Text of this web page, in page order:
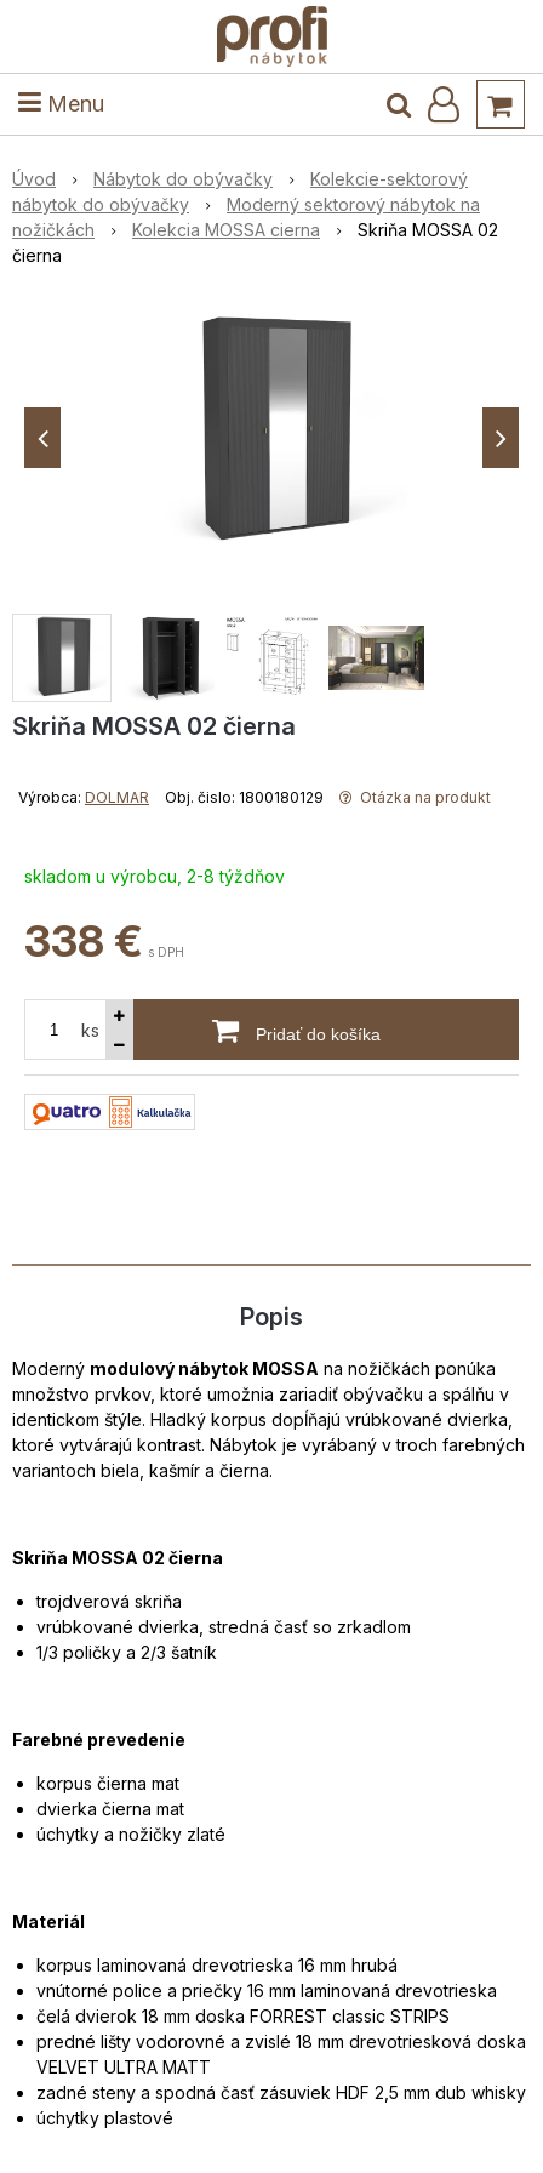
Menu
Kuchyňa a jedáleň
Úvod Nábytok do obývačky
Kolekcie-sektorový
nábytok do obývačky
Moderný sektorový nábytok na
nožičkách
Kolekcia MOSSA cierna
Skriňa MOSSA 02
čierna
Skriňa MOSSA 02 čierna
Výrobca: DOLMAR Obj. čislo: 1800180129 Otázka na produkt
skladom u výrobcu, 2-8 týždňov
338 € s DPH
ks Pridať do košíka
Popis
Moderný modulový nábytok MOSSA na nožičkách ponúka
množstvo prvkov, ktoré umožnia zariadiť obývačku a spálňu v
identickom štýle. Hladký korpus dopĺňajú vrúbkované dvierka,
ktoré vytvárajú kontrast. Nábytok je vyrábaný v troch farebných
variantoch biela, kašmír a čierna.
Skriňa MOSSA 02 čierna
trojdverová skriňa
vrúbkované dvierka, stredná časť so zrkadlom
1/3 poličky a 2/3 šatník
Farebné prevedenie
korpus čierna mat
dvierka čierna mat
úchytky a nožičky zlaté
Materiál
korpus laminovaná drevotrieska 16 mm hrubá
vnútorné police a priečky 16 mm laminovaná drevotrieska
čelá dvierok 18 mm doska FORREST classic STRIPS
predné lišty vodorovné a zvislé 18 mm drevotriesková doska
VELVET ULTRA MATT
zadné steny a spodná časť zásuviek HDF 2,5 mm dub whisky
úchytky plastové